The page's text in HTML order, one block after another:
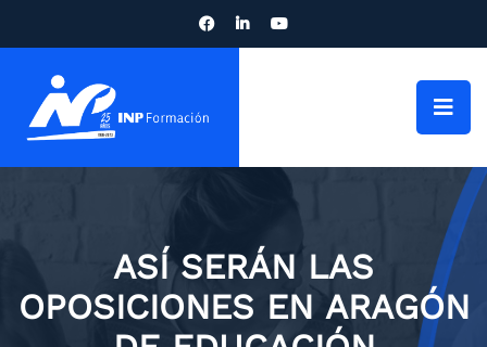
ASÍ SERÁN LAS
OPOSICIONES EN ARAGÓN